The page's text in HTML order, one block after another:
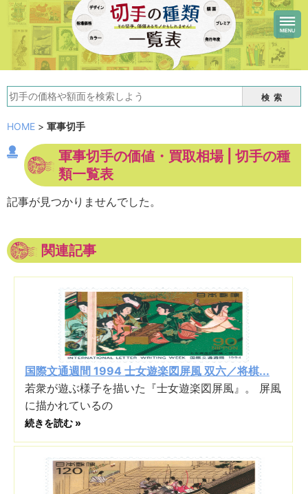
検索
HOME > 軍事切手
軍事切手の価値・買取相場 | 切手の種
類一覧表
記事が見つかりませんでした。
関連記事
国際文通週間 1994 士女遊楽図屏風 双六／将棋...
若衆が遊ぶ様子を描いた『士女遊楽図屏風』。 屏風
に描かれているの
続きを読む »